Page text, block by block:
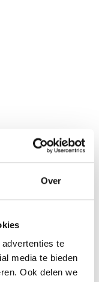
Over
te
media te bieden
Ook delen we